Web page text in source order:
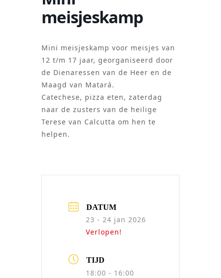
meisjeskamp
Mini meisjeskamp voor meisjes van
12 t/m 17 jaar, georganiseerd door
de Dienaressen van de Heer en de
Maagd van Matará.
Catechese, pizza eten, zaterdag
naar de zusters van de heilige
Terese van Calcutta om hen te
helpen.
DATUM
23 - 24 jan 2026
Verlopen!
TIJD
18:00 - 16:00